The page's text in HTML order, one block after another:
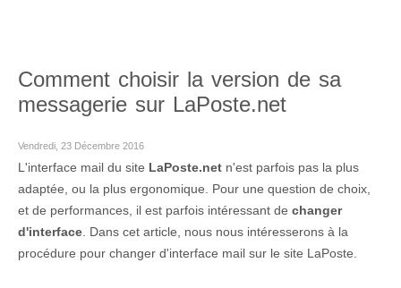
Comment choisir la version de sa
messagerie sur LaPoste.net
Vendredi, 23 Décembre 2016
L'interface mail du site LaPoste.net n'est parfois pas la plus
adaptée, ou la plus ergonomique. Pour une question de choix,
et de performances, il est parfois intéressant de changer
d'interface . Dans cet article, nous nous intéresserons à la
procédure pour changer d'interface mail sur le site LaPoste.